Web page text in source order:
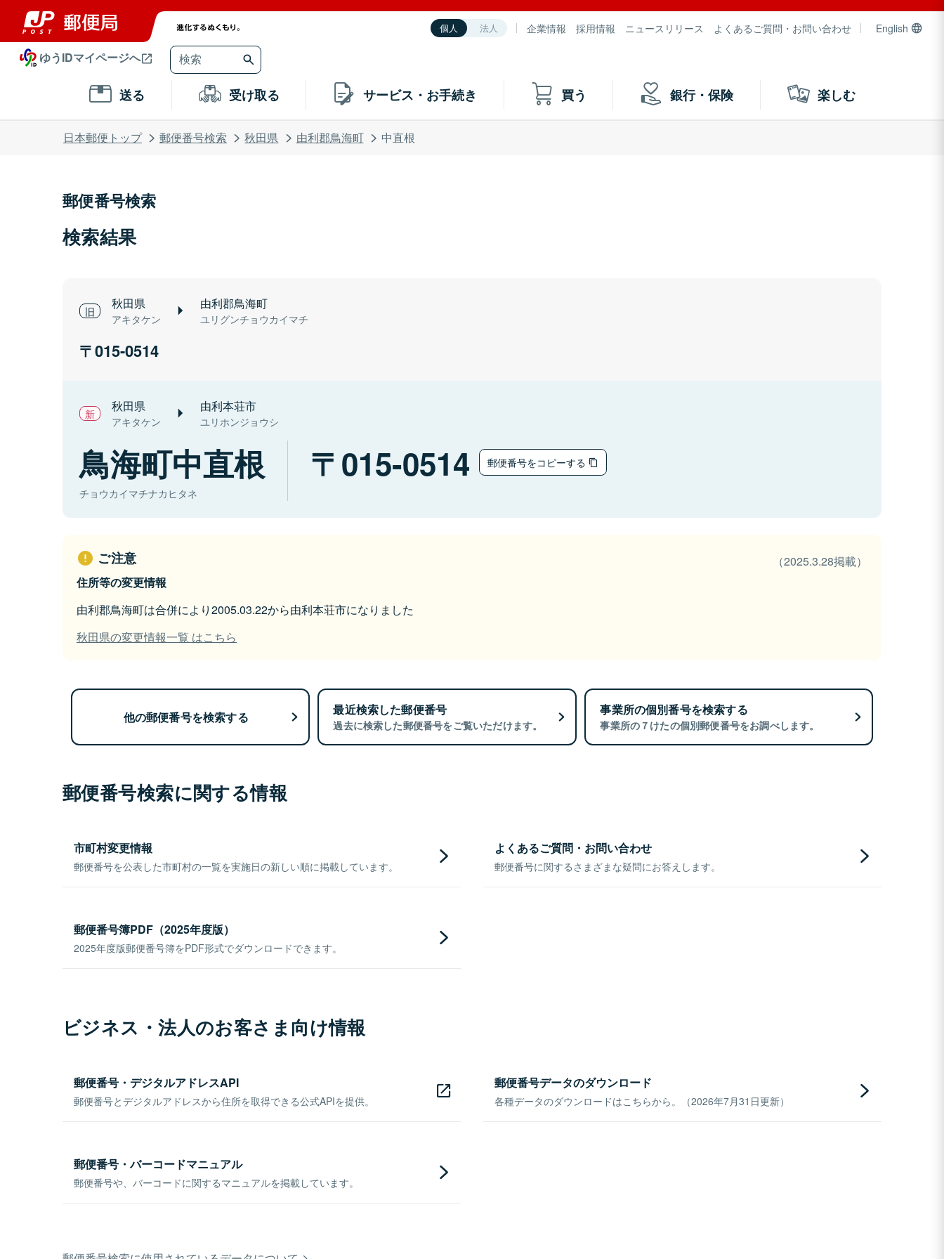
個人 法人 企業情報 採用情報 ニュースリリース よくあるご質問・お問い合わせ English
ゆうIDマイページへ
送る 受け取る サービス・お手続き 買う 銀行・保険 楽しむ
日本郵便トップ 郵便番号検索 秋田県 由利郡鳥海町 中直根
郵便番号検索
検索結果
秋田県
アキタケン
由利郡鳥海町
ユリグンチョウカイマチ
015-0514
秋田県
アキタケン
由利本荘市
ユリホンジョウシ
鳥海町中直根
チョウカイマチナカヒタネ
015-0514 郵便番号をコピーする
ご注意
（2025.3.28掲載）
住所等の変更情報
由利郡鳥海町は合併により2005.03.22から由利本荘市になりました
秋田県の変更情報一覧 はこちら
他の郵便番号を検索する 最近検索した郵便番号
過去に検索した郵便番号をご覧いただけます。
事業所の個別番号を検索する
事業所の７けたの個別郵便番号をお調べします。
郵便番号検索に関する情報
市町村変更情報
郵便番号を公表した市町村の一覧を実施日の新しい順に掲載しています。
よくあるご質問・お問い合わせ
郵便番号に関するさまざまな疑問にお答えします。
郵便番号簿PDF（2025年度版）
2025年度版郵便番号簿をPDF形式でダウンロードできます。
ビジネス・法人のお客さま向け情報
郵便番号・デジタルアドレスAPI
郵便番号とデジタルアドレスから住所を取得できる公式APIを提供。
郵便番号データのダウンロード
各種データのダウンロードはこちらから。（2026年7月31日更新）
郵便番号・バーコードマニュアル
郵便番号や、バーコードに関するマニュアルを掲載しています。